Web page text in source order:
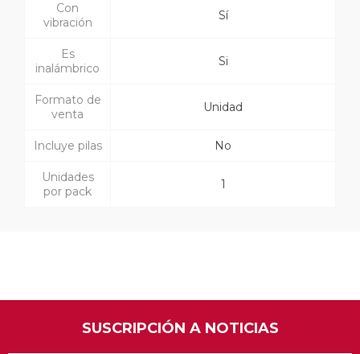
Con
vibración
Sí
Es
inalámbrico
Si
Formato de
venta
Unidad
Incluye pilas No
Unidades
por pack
1
SUSCRIPCIÓN A NOTICIAS